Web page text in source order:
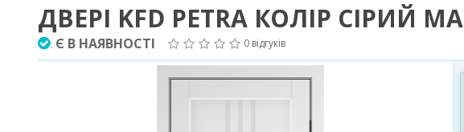
ДВЕРІ KFD PETRA КОЛІР СІРИЙ
: Є В НАЯВНОСТІ 0 відгуків